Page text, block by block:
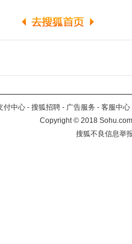
付中心 - 搜狐招聘 - 广告服务 - 客服中心
Copyright©2018
搜狐不良信息举